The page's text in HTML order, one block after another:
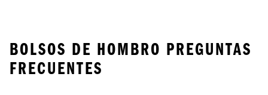
BOLSOS DE HOMBRO PREGUNTAS
FRECUENTES